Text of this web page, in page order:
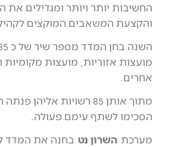
החשיבות יותר ויותר ומגדילים את
והקצעת המשאבים המוקצים
מועצות אזוריות, מועצות מקומיות
אחרים.
הסכימו לשתף עימם פעולה.
מערכת השרון נט בחנה את המדד